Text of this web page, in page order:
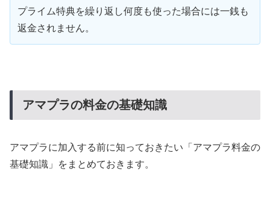
プライム特典を繰り返し何度も使った場合には一銭も
返金されません。
アマプラの料金の基礎知識
アマプラに加入する前に知っておきたい「アマプラ料金の
基礎知識」をまとめておきます。